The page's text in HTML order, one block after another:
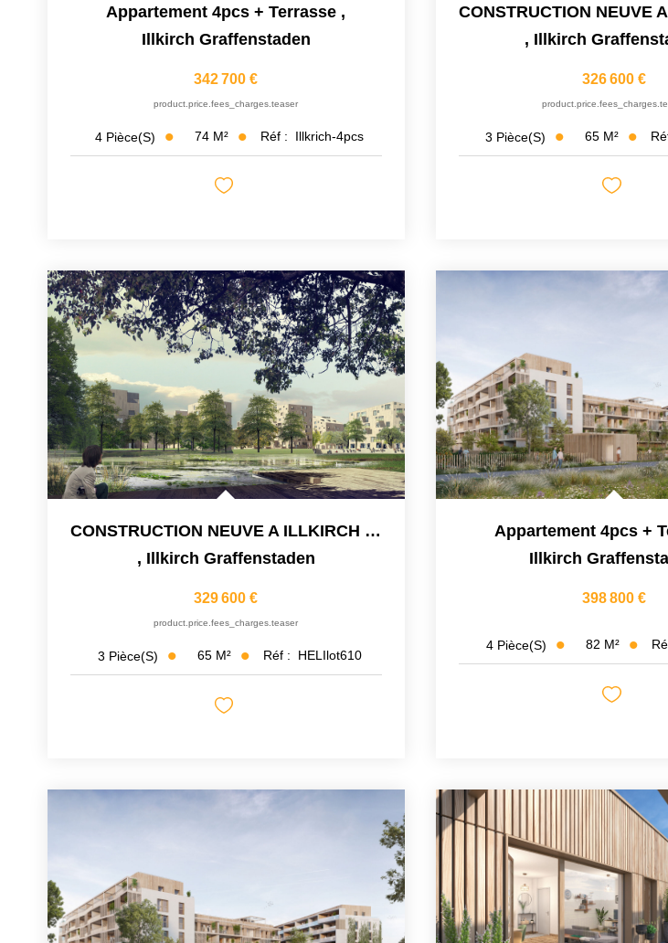
Appartement 4pcs + Terrasse ,
Illkirch Graffenstaden
342 700 €
product.price.fees_charges.teaser
4 Pièce(s) 74 M² Réf : Illkrich-4pcs
, Illkirch
326 600 €
3 Pièce(s) 65 M²
CONSTRUCTION NEUVE A ILLKIRCH - QUARTIER LES PRAIRIES DU...
, Illkirch Graffenstaden
329 600 €
product.price.fees_charges.teaser
3 Pièce(s) 65 M² Réf : HELIlot610
Appartement 4pcs +
Illkirch
398 800 €
4 Pièce(s) 82 M²